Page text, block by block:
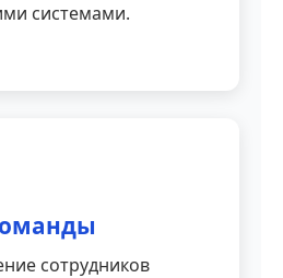
системами.
сотрудников